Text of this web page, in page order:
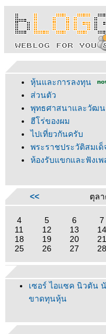
หุ้นและการลงทุน
ส่วนตัว
พุทธศาสนาและวัฒ
ฮีโร่ของผม
ไปเที่ยวกันครับ
พระราชประวัติสมเ
ห้องรับแขกและฟังเพ
<<
ตุล
4
5 6 7
11
12 13 14
18
19 20 21
25
26 27 28
เซอร์ ไอแซค นิวตัน
ขาดทุนหุ้น